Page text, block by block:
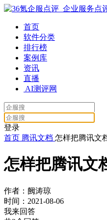
首页
软件分类
排行榜
案例库
资讯
直播
AI测评网
登录
首页 腾讯文档 怎样把腾讯文
怎样把腾讯文
作者：阙涛琼
时间：2021-08-06
我来回答